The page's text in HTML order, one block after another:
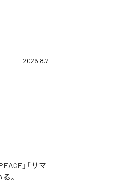
2026.8.7
」「サマ
。